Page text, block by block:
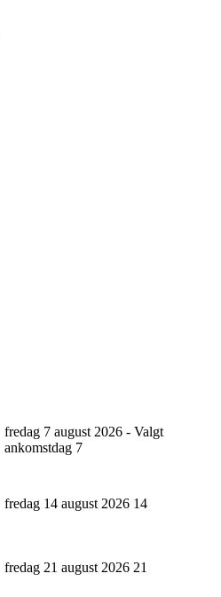
fredag 7 august 2026 - Valgt
ankomstdag 7
fredag 14 august 2026 14
fredag 21 august 2026 21